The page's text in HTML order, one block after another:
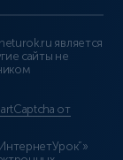
является
сайты не
от